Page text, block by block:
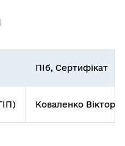
ПІб, Сертифікат
Коваленко Віктор